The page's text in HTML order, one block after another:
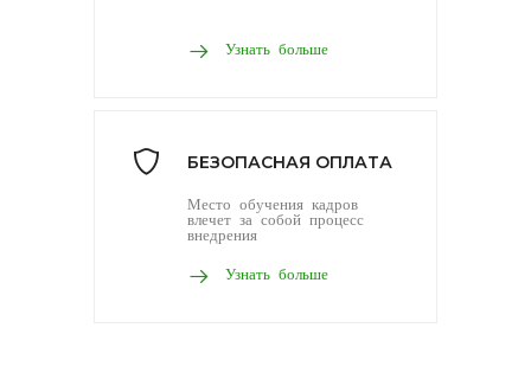
Узнать больше
БЕЗОПАСНАЯ ОПЛАТА
Место обучения кадров
влечет за собой процесс
внедрения
Узнать больше